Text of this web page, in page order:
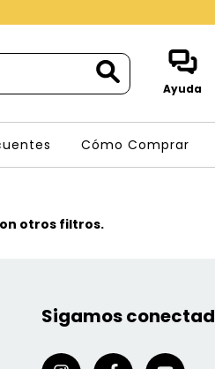
Ayuda
Cómo Comprar
otros filtros.
Sigamos